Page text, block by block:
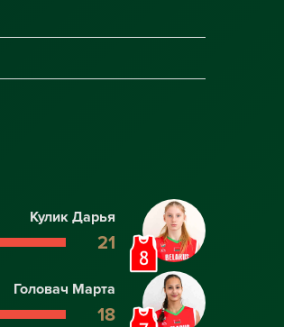
Кулик Дарья
21
Головач Марта
18